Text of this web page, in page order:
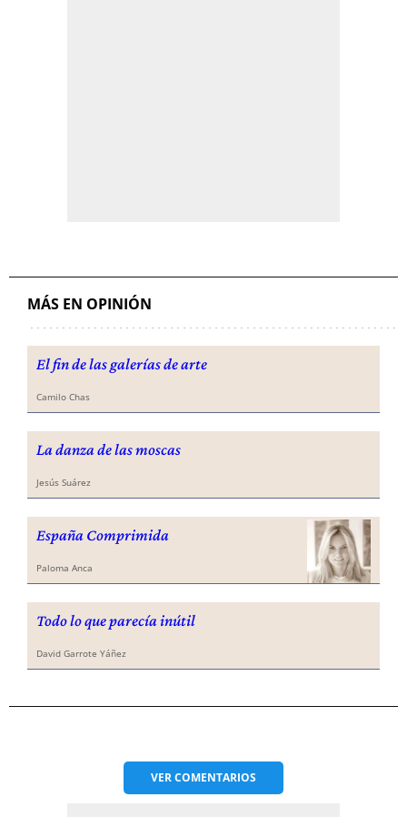
MÁS EN OPINIÓN
El fin de las galerías de arte
Camilo Chas
La danza de las moscas
Jesús Suárez
España Comprimida
Paloma Anca
Todo lo que parecía inútil
David Garrote Yáñez
VERCOMENTARIOS